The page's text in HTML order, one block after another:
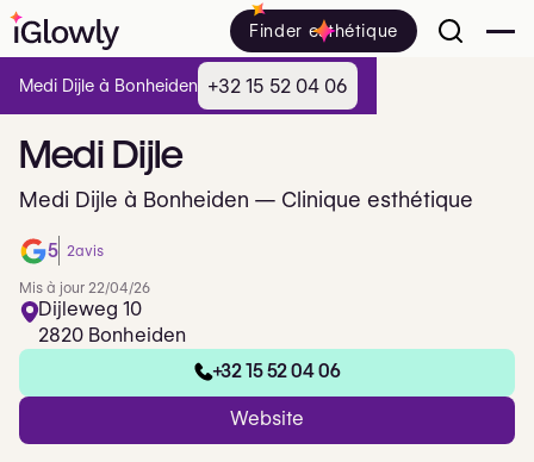
Finder esthétique
Medi Dijle
Medi Dijle à Bonheiden — Clinique esthétique
5 2avis
Mis à jour 22/04/26
Dijleweg 10
2820 Bonheiden
+32 15 52 04 06
Website
Medi Dijle à Bonheiden +32 15 52 04 06